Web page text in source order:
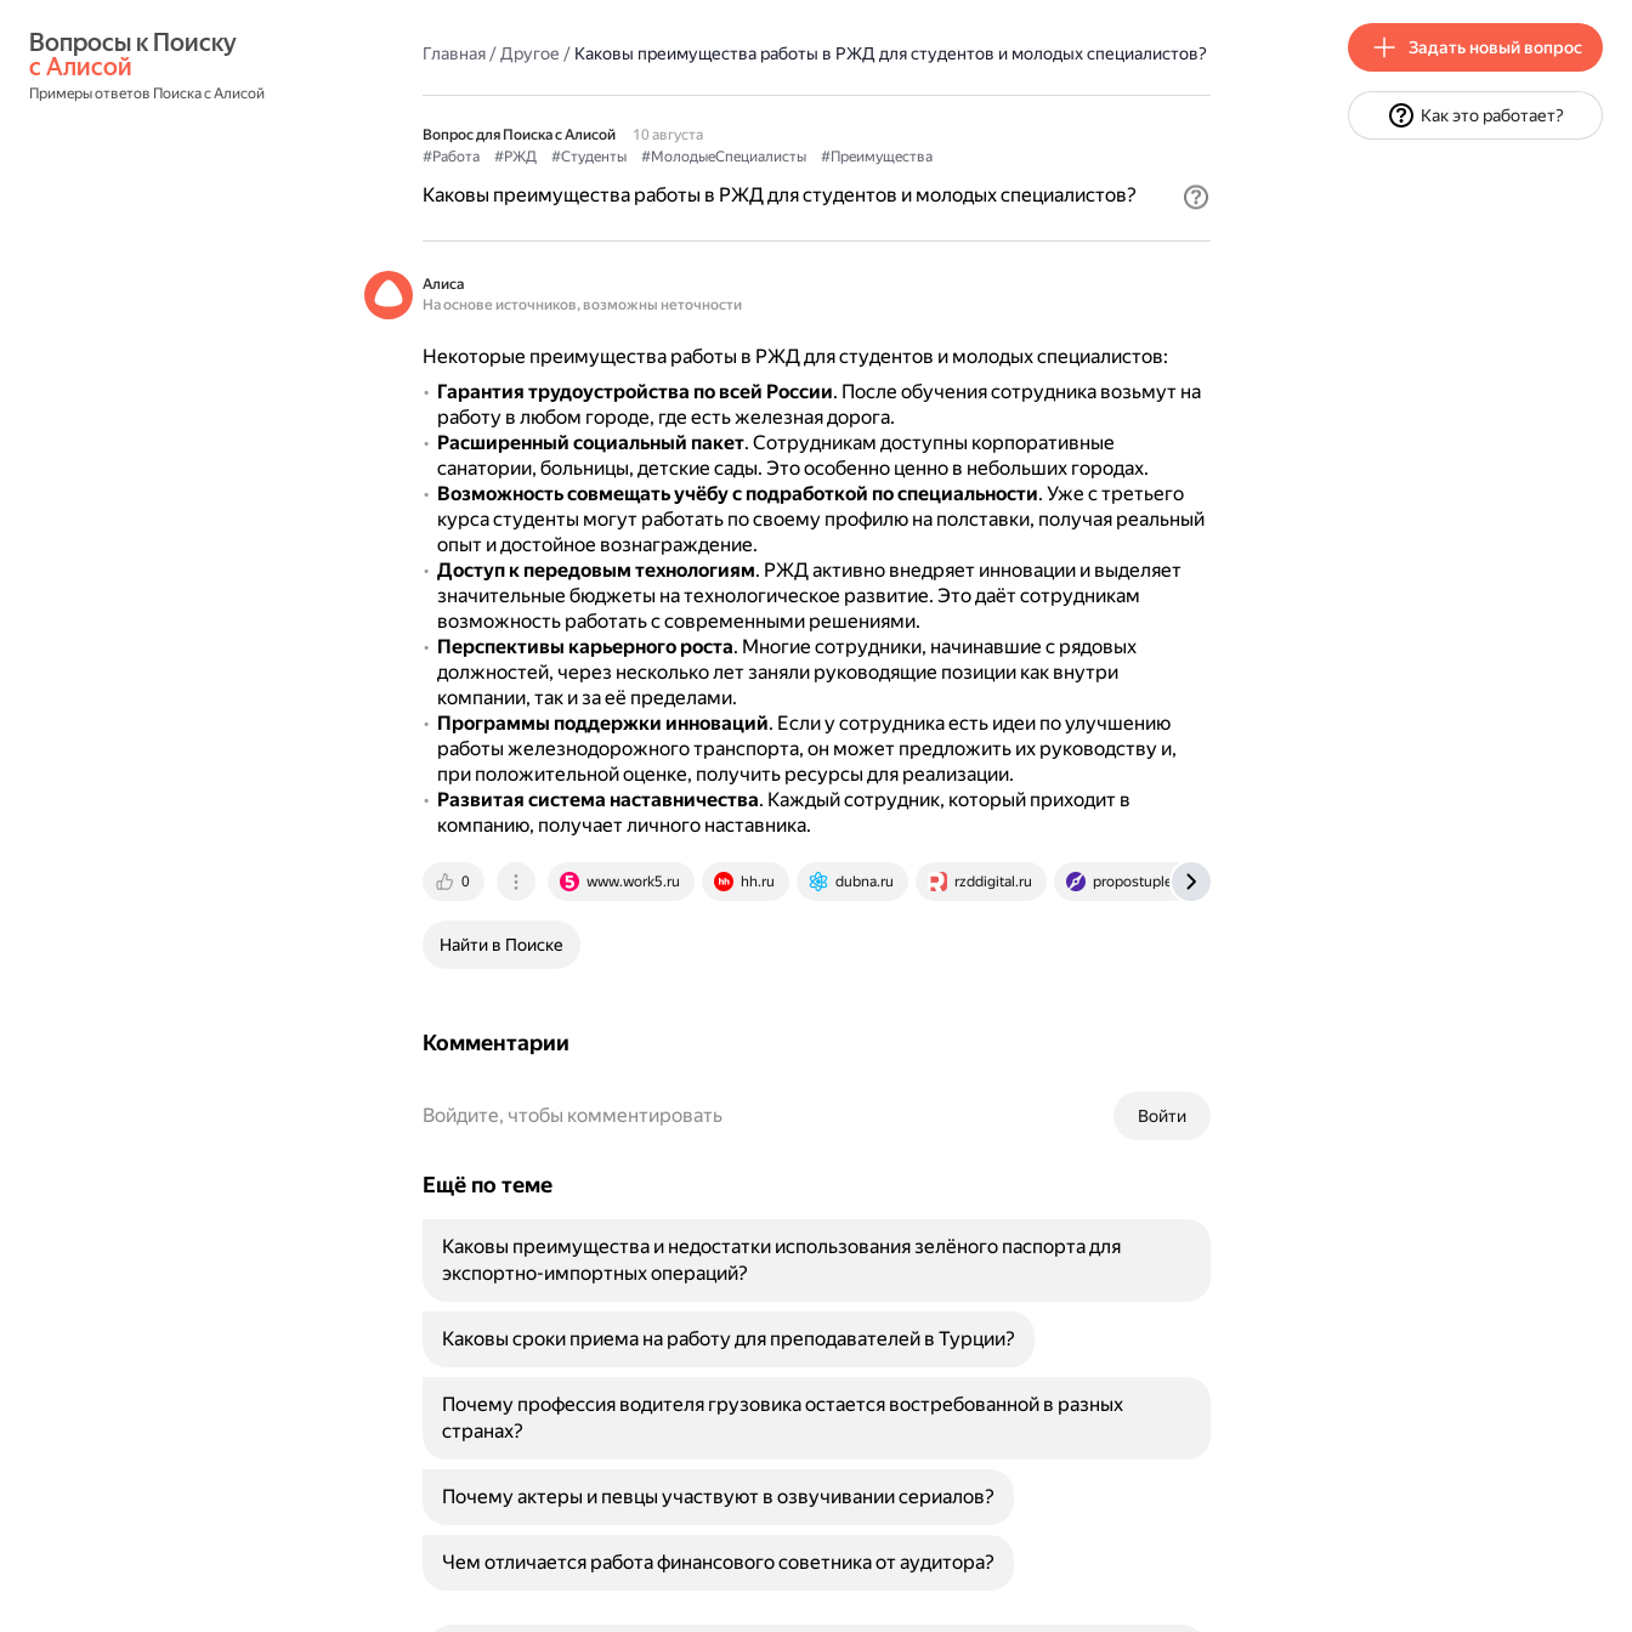
с Алисой
Примеры ответов Поиска с Алисой
Главная/Другое / Каковы преимущества работы в РЖД для студентов и молодых специалистов?
Вопрос для Поиска с Алисой
10 августа
#Работа
#РЖД #Студенты #МолодыеСпециалисты #Преимущества
Каковы преимущества работы в РЖД для студентов и молодых специалистов?
Алиса
На основе источников, возможны неточности
Некоторые преимущества работы в РЖД для студентов и молодых специалистов:
Гарантия трудоустройства по всей России. После обучения сотрудника возьмут на
работу в любом городе, где есть железная дорога.
Расширенный социальный пакет. Сотрудникам доступны корпоративные
санатории, больницы, детские сады. Это особенно ценно в небольших городах.
Возможность совмещать учёбу с подработкой по специальности. Уже с третьего
курса студенты могут работать по своему профилю на полставки, получая реальный
опыт и достойное вознаграждение.
Доступ к передовым технологиям. РЖД активно внедряет инновации и выделяет
значительные бюджеты на технологическое развитие. Это даёт сотрудникам
возможность работать с современными решениями.
Перспективы карьерного роста. Многие сотрудники, начинавшие с рядовых
должностей, через несколько лет заняли руководящие позиции как внутри
компании, так и за её пределами.
Программы поддержки инноваций. Если у сотрудника есть идеи по улучшению
работы железнодорожного транспорта, он может предложить их руководству и,
при положительной оценке, получить ресурсы для реализации.
Развитая система наставничества. Каждый сотрудник, который приходит в
компанию, получает личного наставника.
0 www.work5.ru hh.ru dubna.ru rzddigital.ru propostuplenie.ru
Найти в Поиске
Комментарии
Войти
Войдите, чтобы комментировать
Ещё по теме
Каковы преимущества и недостатки использования зелёного паспорта для
экспортно-импортных операций?
Каковы сроки приема на работу для преподавателей в Турции?
Почему профессия водителя грузовика остается востребованной в разных
странах?
Почему актеры и певцы участвуют в озвучивании сериалов?
Чем отличается работа финансового советника от аудитора?
Задать новый вопрос
Как это работает?